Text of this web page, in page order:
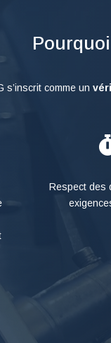
s’inscrit comme un
Respect des